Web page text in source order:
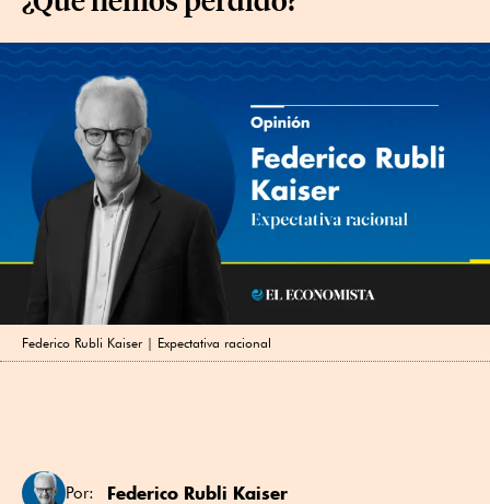
Federico Rubli Kaiser | Expectativa racional
Por: Federico Rubli Kaiser